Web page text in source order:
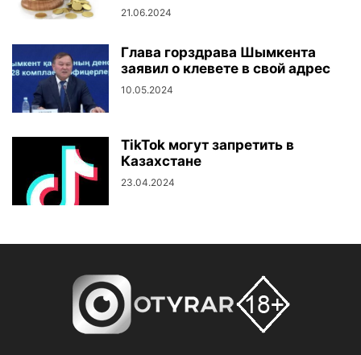
21.06.2024
Глава горздрава Шымкента
заявил о клевете в свой адрес
10.05.2024
TikTok могут запретить в
Казахстане
23.04.2024